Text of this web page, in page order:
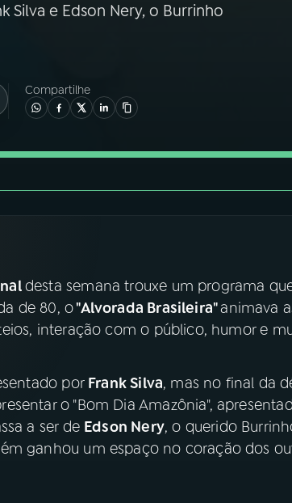
Silva e Edson Nery, o Burrinho
Compartilhe
desta semana trouxe um programa
de 80, o"Alvorada Brasileira"animava
interação com o público, humor e
por Frank Silva, mas no final da
o "Bom Dia Amazônia",
a ser de Edson Nery, o querido
ganhou um espaço no coração dos